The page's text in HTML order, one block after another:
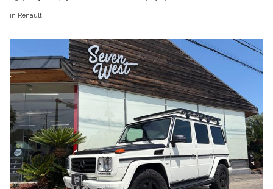
in Renault